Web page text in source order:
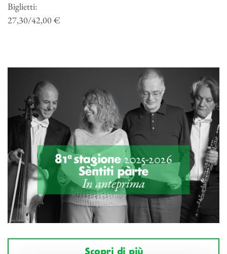
Biglietti:
27,30/42,00 €